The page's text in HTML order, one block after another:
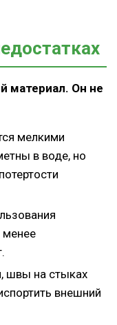
материал. Он не
мелкими
в воде, но
менее
швы на стыках
внешний